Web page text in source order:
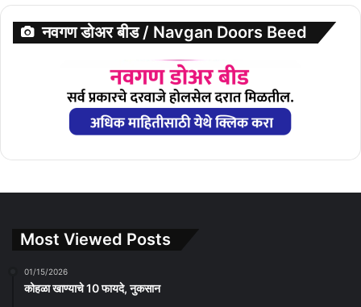
नवगण डोअर बीड / Navgan Doors Beed
Most Viewed Posts
01/15/2026
कोहळा खाण्याचे 10 फायदे, नुकसान